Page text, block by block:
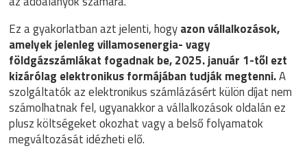
Ez a gyakorlatban azt jelenti, hogyazon vállalkozások,
amelyek jelenleg villamosenergia- vagy
földgázszámlákat fogadnak be, 2025. január 1-től ezt
kizárólag elektronikus formájában tudják megtenni.A
szolgáltatók az elektronikus számlázásért külön díjat nem
számolhatnak fel, ugyanakkor a vállalkozások oldalán ez
plusz költségeket okozhat vagy a belső folyamatok
megváltozását idézheti elő.